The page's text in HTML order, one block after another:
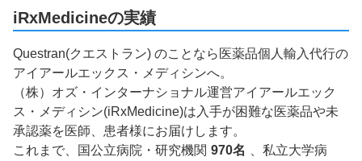
iRxMedicineの実績
Questran(クエストラン) のことなら医薬品個人輸入代行の
アイアールエックス・メディシンへ。
（株）オズ・インターナショナル運営アイアールエック
ス・メディシン(iRxMedicine)は入手が困難な医薬品や未
承認薬を医師、患者様にお届けします。
これまで、国公立病院・研究機関 970名
、私立大学病